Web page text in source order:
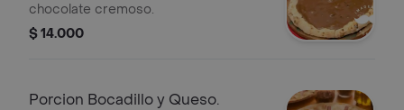
chocolate cremoso.
$ 14.000
Porcion Bocadillo y Queso.